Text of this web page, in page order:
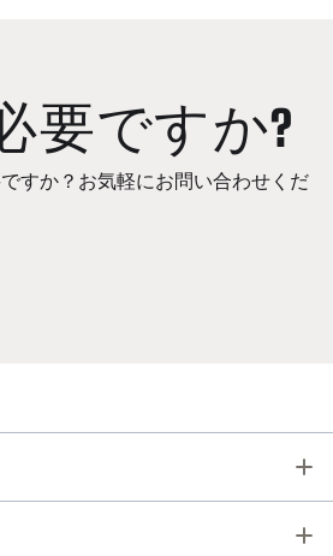
要ですか?
すか？お気軽にお問い合わせくだ